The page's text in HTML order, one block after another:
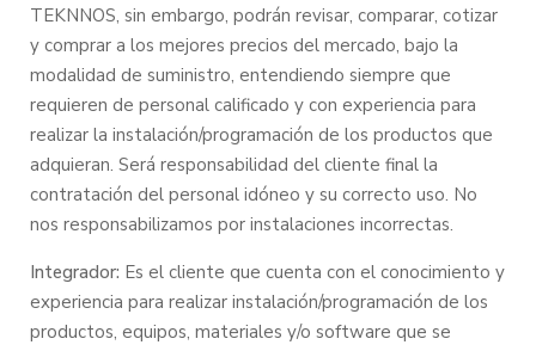
TEKNNOS, sin embargo, podrán revisar, comparar, cotizar
y comprar a los mejores precios del mercado, bajo la
modalidad de suministro, entendiendo siempre que
requieren de personal calificado y con experiencia para
realizar la instalación/programación de los productos que
adquieran. Será responsabilidad del cliente final la
contratación del personal idóneo y su correcto uso. No
nos responsabilizamos por instalaciones incorrectas.
Integrador: Es el cliente que cuenta con el conocimiento y
experiencia para realizar instalación/programación de los
productos, equipos, materiales y/o software que se